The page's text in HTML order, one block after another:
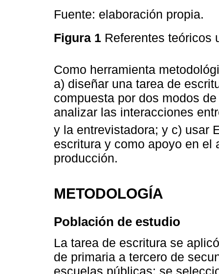
Fuente: elaboración propia.
Figura 1 Referentes teóricos
Como herramienta
a) diseñar una tarea de
compuesta por dos modos
analizar las interacciones
y la entrevistadora; y c) usar
escritura y como apoyo en el
producción.
METODOLOGÍA
Población de estudio
La tarea de escritura se
de primaria a tercero de
escuelas públicas; se